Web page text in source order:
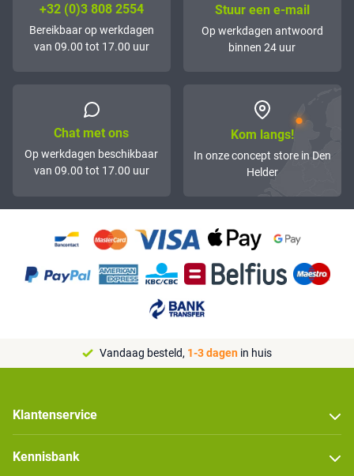
+32 (0)3 808 2554
Bereikbaar op werkdagen
van 09.00 tot 17.00 uur
Stuur een e-mail
Op werkdagen antwoord
binnen 24 uur
Chat met ons
Op werkdagen beschikbaar
van 09.00 tot 17.00 uur
Kom langs!
In onze concept store in Den
Helder
Vandaag besteld, 1-3 dagen in huis
Klantenservice
Kennisbank